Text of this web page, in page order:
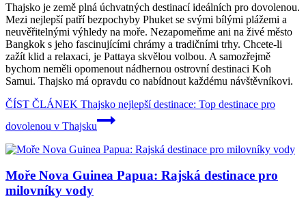
Thajsko je země plná úchvatných destinací ideálních pro dovolenou.
Mezi nejlepší patří bezpochyby Phuket se svými bílými plážemi a
neuvěřitelnými výhledy na moře. Nezapomeňme ani na živé město
Bangkok s jeho fascinujícími chrámy a tradičními trhy. Chcete-li
zažít klid a relaxaci, je Pattaya skvělou volbou. A samozřejmě
bychom neměli opomenout nádhernou ostrovní destinaci Koh
Samui. Thajsko má opravdu co nabídnout každému návštěvníkovi.
ČÍST ČLÁNEK Thajsko nejlepší destinace: Top destinace pro
dovolenou v Thajsku
Moře Nova Guinea Papua: Rajská destinace pro
milovníky vody